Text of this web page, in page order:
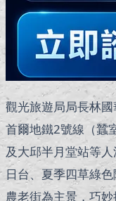
觀光旅遊局局長林
首爾地鐵2號線（蠶
及大邱半月堂站等
日台、夏季四草綠
農老街為主景，巧